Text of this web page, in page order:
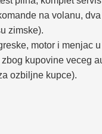
na volanu,
zimske).
motor i menjac
kupovine veceg
ozbiljne kupce).